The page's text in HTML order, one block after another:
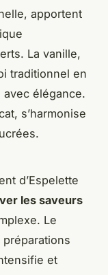
apportent
La vanille,
traditionnel en
élégance.
s’harmonise
d’Espelette
les saveurs
Le
et